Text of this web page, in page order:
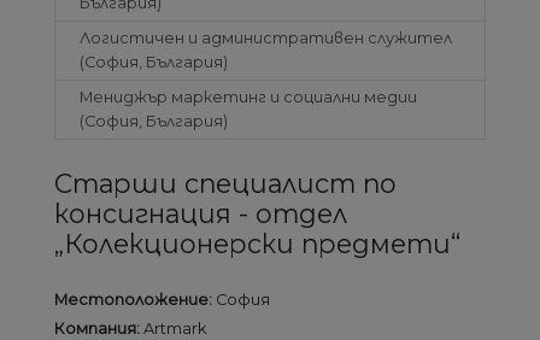
Логистичен и административен служител
(София, България)
Мениджър маркетинг и социални медии
(София, България)
Старши специалист по
консигнация - отдел
„Колекционерски предмети“
Местоположение: София
Компания: Artmark